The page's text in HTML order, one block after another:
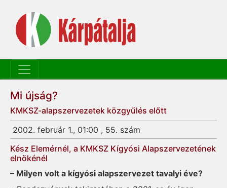
Mi újság?
KMKSZ-alapszervezetek közgyűlés előtt
2002. február 1., 01:00 , 55. szám
Kész Elemérnél, a KMKSZ Kígyósi Alapszervezetének
elnökénél
– Milyen volt a kígyósi alapszervezet tavalyi éve?